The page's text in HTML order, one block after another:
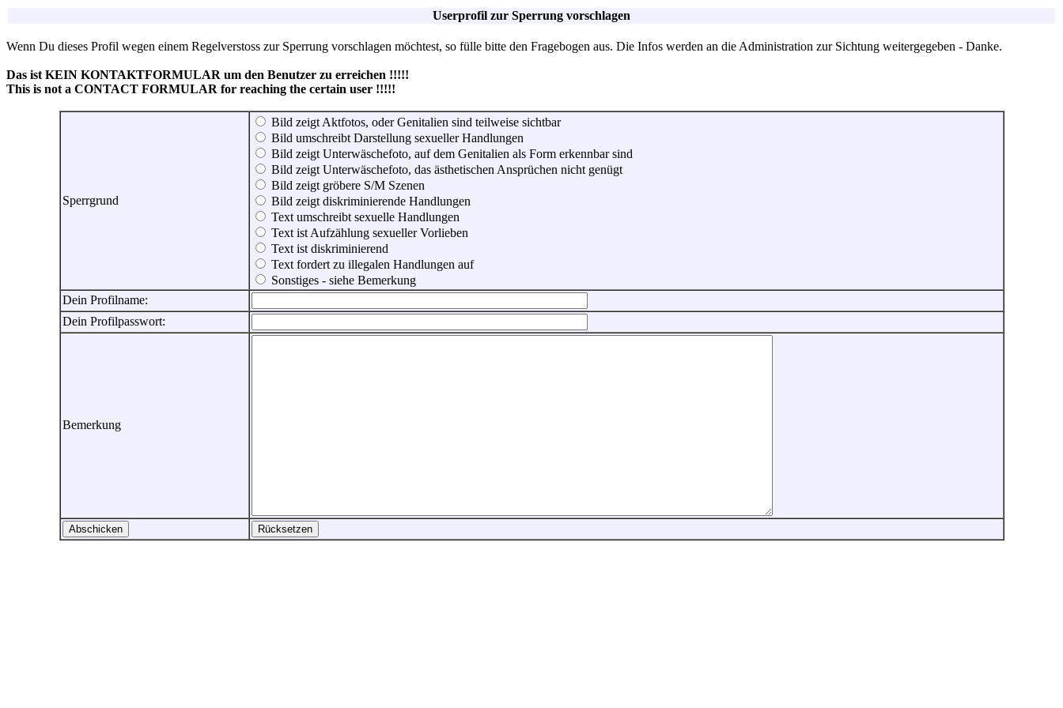
Userprofil zur Sperrung vorschlagen
Wenn Du dieses Profil wegen einem Regelverstoss zur Sperrung vorschlagen möchtest, so fülle bitte den Fragebogen aus. Die Infos werden an die Administration zur Sichtung weitergegeben - Danke.
Das ist KEIN KONTAKTFORMULAR um den Benutzer zu erreichen !!!!!
This is not a CONTACT FORMULAR for reaching the certain user !!!!!
Sperrgrund
Bild zeigt Aktfotos, oder Genitalien sind teilweise sichtbar
Bild umschreibt Darstellung sexueller Handlungen
Bild zeigt Unterwäschefoto, auf dem Genitalien als Form erkennbar sind
Bild zeigt Unterwäschefoto, das ästhetischen Ansprüchen nicht genügt
Bild zeigt gröbere S/M Szenen
Bild zeigt diskriminierende Handlungen
Text umschreibt sexuelle Handlungen
Text ist Aufzählung sexueller Vorlieben
Text ist diskriminierend
Text fordert zu illegalen Handlungen auf
Sonstiges - siehe Bemerkung
Dein Profilname:
Dein Profilpasswort:
Bemerkung